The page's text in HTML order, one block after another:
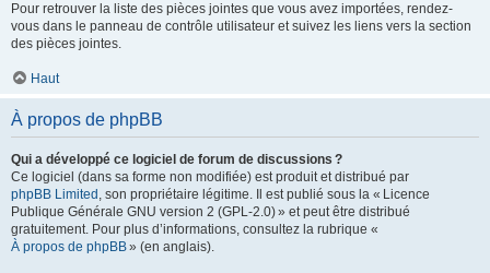
Pour retrouver la liste des pièces jointes que vous avez importées, rendez-
vous dans le panneau de contrôle utilisateur et suivez les liens vers la section
des pièces jointes.
Haut
À propos de phpBB
Qui a développé ce logiciel de forum de discussions ?
Ce logiciel (dans sa forme non modifiée) est produit et distribué par
phpBB Limited , son propriétaire légitime. Il est publié sous la « Licence
Publique Générale GNU version 2 (GPL-2.0) » et peut être distribué
gratuitement. Pour plus d’informations, consultez la rubrique «
À propos de phpBB» (en anglais).